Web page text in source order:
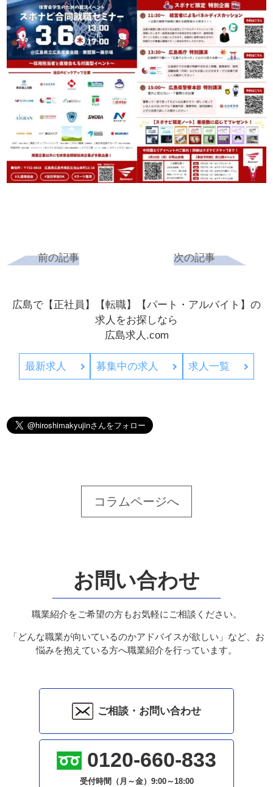
前の記事 次の記事
広島で【正社員】【転職】【パート・アルバイト】の
求人をお探しなら
広島求人.com
最新求人 募集中の求人 求人一覧
コラムページへ
お問い合わせ
職業紹介をご希望の方もお気軽にご相談ください。
「どんな職業が向いているのかアドバイスが欲しい」など、お
悩みを抱えている方へ職業紹介を行っています。
ご相談・お問い合わせ
0120-660-833
受付時間（月～金） 9:00～18:00